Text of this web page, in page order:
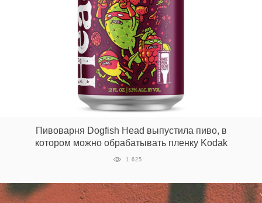
Пивоварня Dogfish Head выпустила пиво, в
котором можно обрабатывать пленку Kodak
1 625